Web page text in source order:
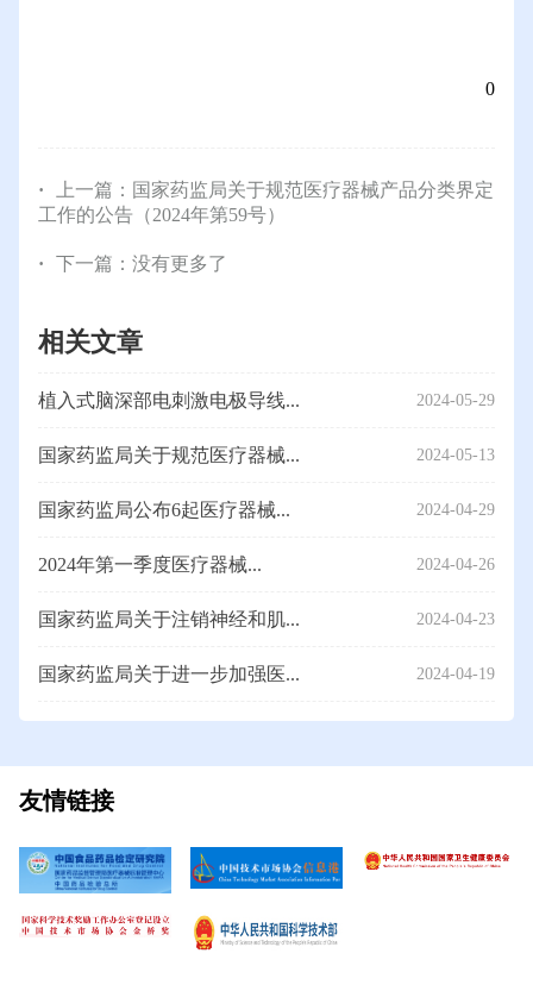
0
上一篇： 国家药监局关于规范医疗器械产品分类界定
工作的公告（2024年第59号）
下一篇：没有更多了
相关文章
植入式脑深部电刺激电极导线... 2024-05-29
国家药监局关于规范医疗器械... 2024-05-13
国家药监局公布6起医疗器械... 2024-04-29
2024年第一季度医疗器械... 2024-04-26
国家药监局关于注销神经和肌... 2024-04-23
国家药监局关于进一步加强医... 2024-04-19
友情链接